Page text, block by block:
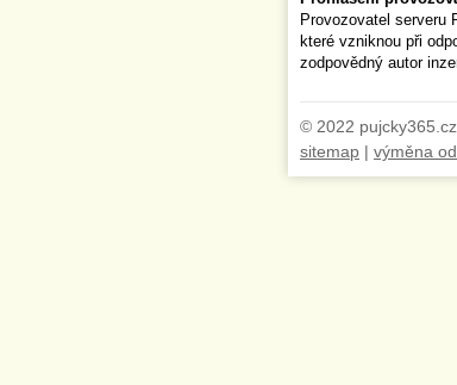
Provozovatel serveru
které vzniknou při
zodpovědný autor
© 2022
sitemap | výměna